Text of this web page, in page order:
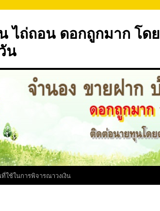
ไถ่ถอน ดอกถูกมาก โดย
น
ที่ใช้ในการพิจารณาวงเงิน